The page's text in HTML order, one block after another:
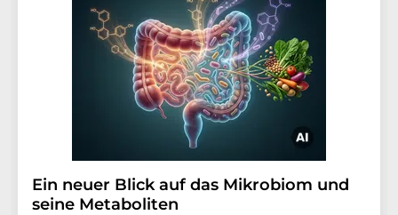
Ein neuer Blick auf das Mikrobiom und
seine Metaboliten